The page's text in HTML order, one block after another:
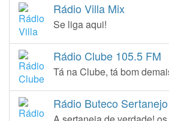
Rádio Villa Mix
Se liga aqui!
Rádio Clube 105.5 FM
Tá na Clube, tá bom
Rádio Buteco Sertanejo